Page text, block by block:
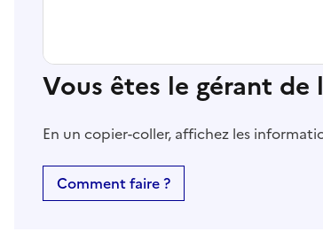
Vous êtes le gérant
En un copier-coller, affichez les
Comment faire ?